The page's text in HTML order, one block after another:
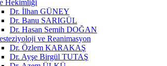
Hekimliği
Dr. İlhan GÜNEY
Dr. Banu SARIGÜL
Dr. Hasan Semih DOĞAN
ve Reanimasyon
Dr. Özlem KARAKAŞ
Dr. Ayşe Birgül TUTAŞ